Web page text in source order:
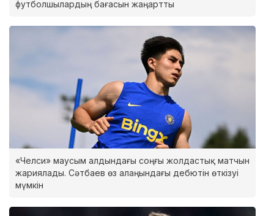
футболшылардың бағасын жаңартты
«Челси» маусым алдындағы соңғы жолдастық матчын
жариялады. Сәтбаев өз алаңындағы дебютін өткізуі
мүмкін